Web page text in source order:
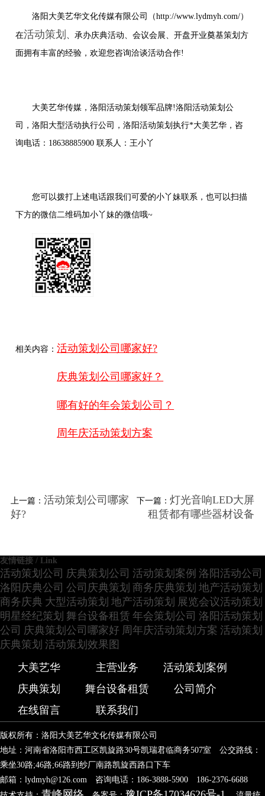
洛阳大美艺华文化传媒有限公司（http://www.lydmyh.com/）
在活动策划 、承办庆典活动、会议会展、开盘开业奠基策划方
面拥有丰富的经验，欢迎您咨询洽谈活动合作!
大美艺华传媒，洛阳活动策划领军品牌!洛阳活动策划公
司，洛阳大型活动执行公司，洛阳活动策划执行*大美艺华，咨
询电话：18638885900 联系人：王小丫
您可以拨打上述电话跟我们可爱的小丫妹联系，也可以扫描
下方的微信二维码加小丫妹的微信哦~
相关内容：活动策划公司哪家好?
庆典策划公司哪家好？
哪有好的年会策划公司？
周年庆活动策划方案
上一篇： 活动策划公司哪家
好?
下一篇：灯光音响LED大屏
租赁都有哪些器材设备
友情链接 / Link
活动策划公司 庆典策划公司 活动策划案例 洛阳活动公司
洛阳庆典公司 公司庆典策划 商务庆典策划 地产活动策划
商务庆典 大型活动策划 地产活动策划 展览会议活动策划
明星经纪策划 舞台设备租赁 年会策划公司 洛阳活动策划
公司 庆典策划公司哪家好 周年庆活动策划方案 活动策划
庆典策划 活动策划效果图
大美艺华
主营业务
活动策划案例
庆典策划
舞台设备租赁
公司简介
在线留言
联系我们
版权所有：洛阳大美艺华文化传媒有限公司
地址：河南省洛阳市西工区凯旋路30号凯瑞君临商务507室 公交路线：
乘坐30路;46路;66路到纱厂南路凯旋西路口下车
邮箱：lydmyh@126.com 咨询电话：186-3888-5900 186-2376-6688